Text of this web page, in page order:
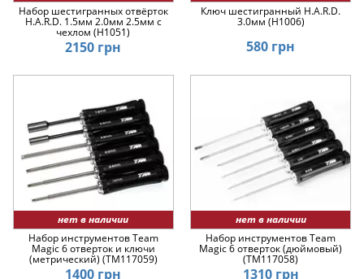
Набор шестигранных отвёрток
H.A.R.D. 1.5мм 2.0мм 2.5мм с
чехлом (H1051)
2150 грн
Ключ шестигранный H.A.R.D.
3.0мм (H1006)
580 грн
нет в наличии
Набор инструментов Team
Magic 6 отверток и ключи
(метрический) (TM117059)
1400 грн
нет в наличии
Набор инструментов Team
Magic 6 отверток (дюймовый)
(TM117058)
1310 грн